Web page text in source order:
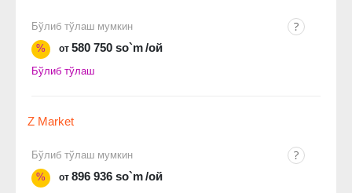
Бўлиб тўлаш мумкин
%
от 580 750 so`m/ой
Бўлиб тўлаш
Z Market
Бўлиб тўлаш мумкин
%
от 896 936 so`m/ой